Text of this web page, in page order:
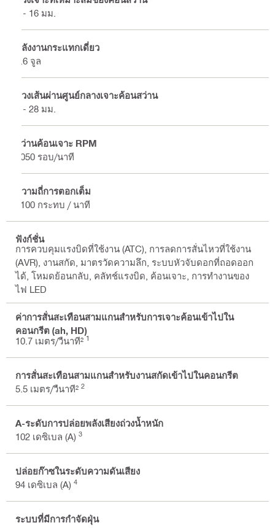
4 - 16 มม.
พลังงานกระแทกเดี่ยว
2.6 จูล
ช่วงเส้นผ่านศูนย์กลางเจาะค้อนสว่าน
4 - 28 มม.
สว่านค้อนเจาะ RPM
1050 รอบ/นาที
ความถี่การตอกเต็ม
5100 กระทบ / นาที
ฟังก์ชั่น
การควบคุมแรงบิดที่ใช้งาน (ATC), การลดการสั่นไหวที่ใช้งาน
(AVR), งานสกัด, มาตรวัดความลึก, ระบบหัวจับดอกที่ถอดออก
ได้, โหมดย้อนกลับ, คลัทช์แรงบิด, ค้อนเจาะ, การทำงานของ
ไฟ LED
ค่าการสั่นสะเทือนสามแกนสำหรับการเจาะค้อนเข้าไปใน
คอนกรีต (ah, HD)
10.7 เมตร/วืนาที² 1
การสั่นสะเทือนสามแกนสำหรับงานสกัดเข้าไปในคอนกรีต
5.5 เมตร/วืนาที² 2
A-ระดับการปล่อยพลังเสียงถ่วงน้ำหนัก
102 เดซิเบล (A) 3
ปล่อยก๊าซในระดับความดันเสียง
94 เดซิเบล (A) 4
ระบบที่มีการกำจัดฝุ่น